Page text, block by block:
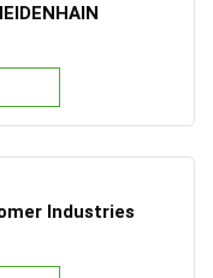
Industries